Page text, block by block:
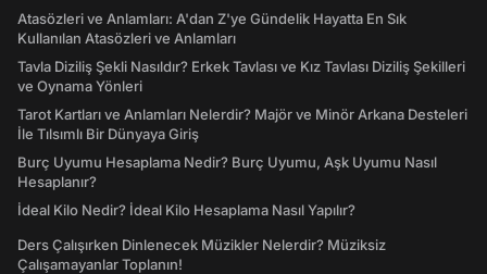
Atasözleri ve Anlamları: A'dan Z'ye Gündelik Hayatta En Sık
Kullanılan Atasözleri ve Anlamları
Tavla Diziliş Şekli Nasıldır? Erkek Tavlası ve Kız Tavlası Diziliş Şekilleri
ve Oynama Yönleri
Tarot Kartları ve Anlamları Nelerdir? Majör ve Minör Arkana Desteleri
İle Tılsımlı Bir Dünyaya Giriş
Burç Uyumu Hesaplama Nedir? Burç Uyumu, Aşk Uyumu Nasıl
Hesaplanır?
İdeal Kilo Nedir? İdeal Kilo Hesaplama Nasıl Yapılır?
Ders Çalışırken Dinlenecek Müzikler Nelerdir? Müziksiz
Çalışamayanlar Toplanın!